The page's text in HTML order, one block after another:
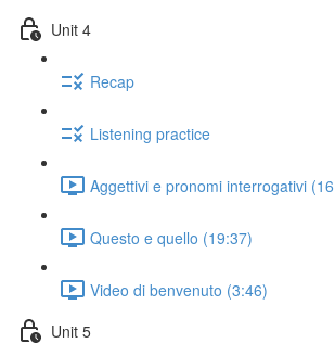
Unit 4
Recap
Listening practice
Aggettivi e pronomi interrogativi
Questo e quello (19:37)
Video di benvenuto (3:46)
Unit 5